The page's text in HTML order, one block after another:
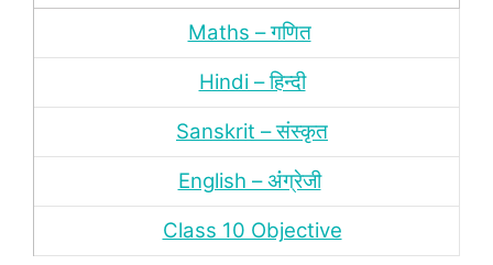
Maths – गणित
Hindi – हिन्‍दी
Sanskrit – संस्‍कृत
English – अंंग्रेजी
Class 10 Objective